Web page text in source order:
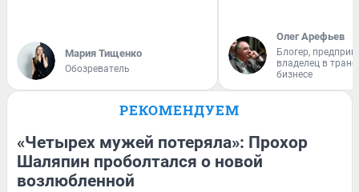
Мария Тищенко
Обозреватель
Олег Арефьев
Блогер,
владелец в
бизнесе
РЕКОМЕНДУЕМ
«Четырех мужей потеряла»: Прохор
Шаляпин проболтался о новой
возлюбленной